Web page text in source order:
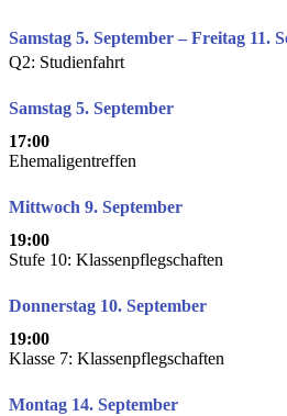
Samstag 5. September – Freitag 11.
Q2: Studienfahrt
Samstag 5. September
17:00
Ehemaligentreffen
Mittwoch 9. September
19:00
Stufe 10: Klassenpflegschaften
Donnerstag 10. September
19:00
Klasse 7: Klassenpflegschaften
Montag 14. September